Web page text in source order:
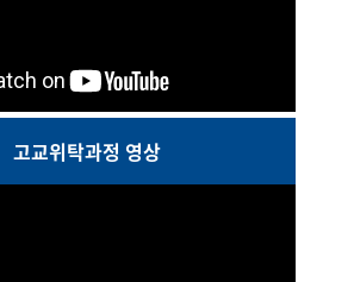
고교위탁과정 영상